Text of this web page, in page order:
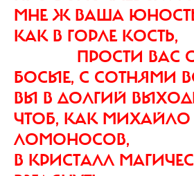
МНЕ Ж ВАША
КАК В ГОРЛЕ КОСТЬ,
ПРОСТИ ВАС
БОСЫЕ, С СОТНЯМИ
ВЫ В ДОЛГИЙ
ЧТОБ, КАК МИХАЙЛО
ЛОМОНОСОВ,
В КРИСТАЛЛ